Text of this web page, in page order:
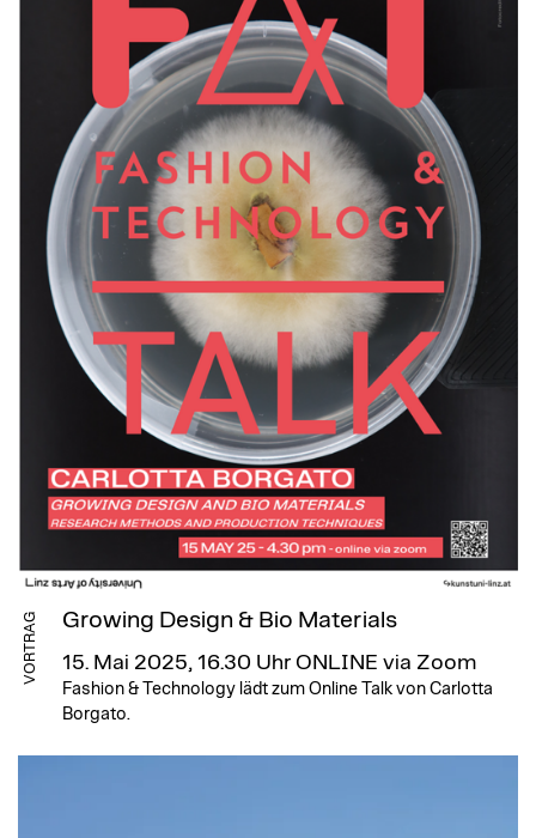
VORTRAG Growing Design & Bio Materials
15. Mai 2025, 16.30 Uhr ONLINE via Zoom
Fashion & Technology lädt zum Online Talk von Carlotta
Borgato.